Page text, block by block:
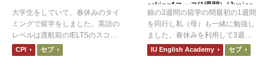
大学生をしていて、春休みのタイ
ミングで留学をしました。英語の
レベルは渡航前のIELTSのスコア
は5.0でした。フィリピンには旅
行で行ったことがあり、フィリピ
CPI セブ
eaking4コース(1週間）/Junior
コース（3週間）| フィリピン留
学
娘の3週間の留学の間最初の1週間
を同行し私（母）も一緒に勉強し
ました。春休みを利用して3週間
の留学でしたが、初めての留学で
あり2週間は娘一人でで生活する
IU English Academy セブ